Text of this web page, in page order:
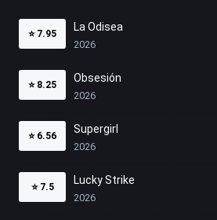
⭐ 7.95
La Odisea
2026
⭐ 8.25
Obsesión
2026
⭐ 6.56
Supergirl
2026
⭐ 7.5
Lucky Strike
2026